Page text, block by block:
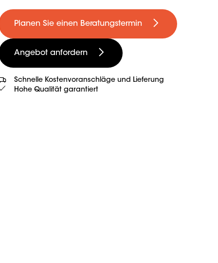
Planen Sie einen Beratungstermin
Angebot anfordern
Schnelle Kostenvoranschläge und Lieferung
Hohe Qualität garantiert